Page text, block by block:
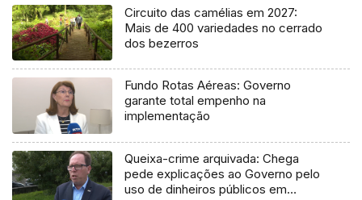
Circuito das camélias em 2027:
Mais de 400 variedades no cerrado
dos bezerros
Fundo Rotas Aéreas: Governo
garante total empenho na
implementação
Queixa-crime arquivada: Chega
pede explicações ao Governo pelo
uso de dinheiros públicos em